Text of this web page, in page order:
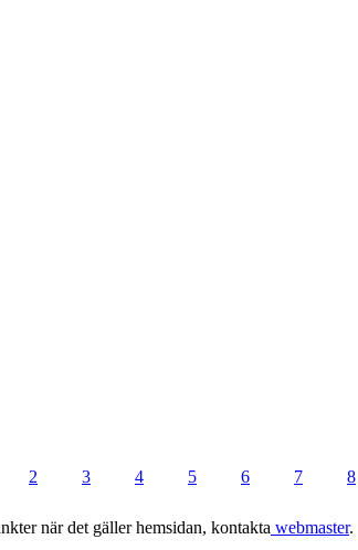
2 3 4 5 6 7 8
när det gäller hemsidan, kontakta webmaster.